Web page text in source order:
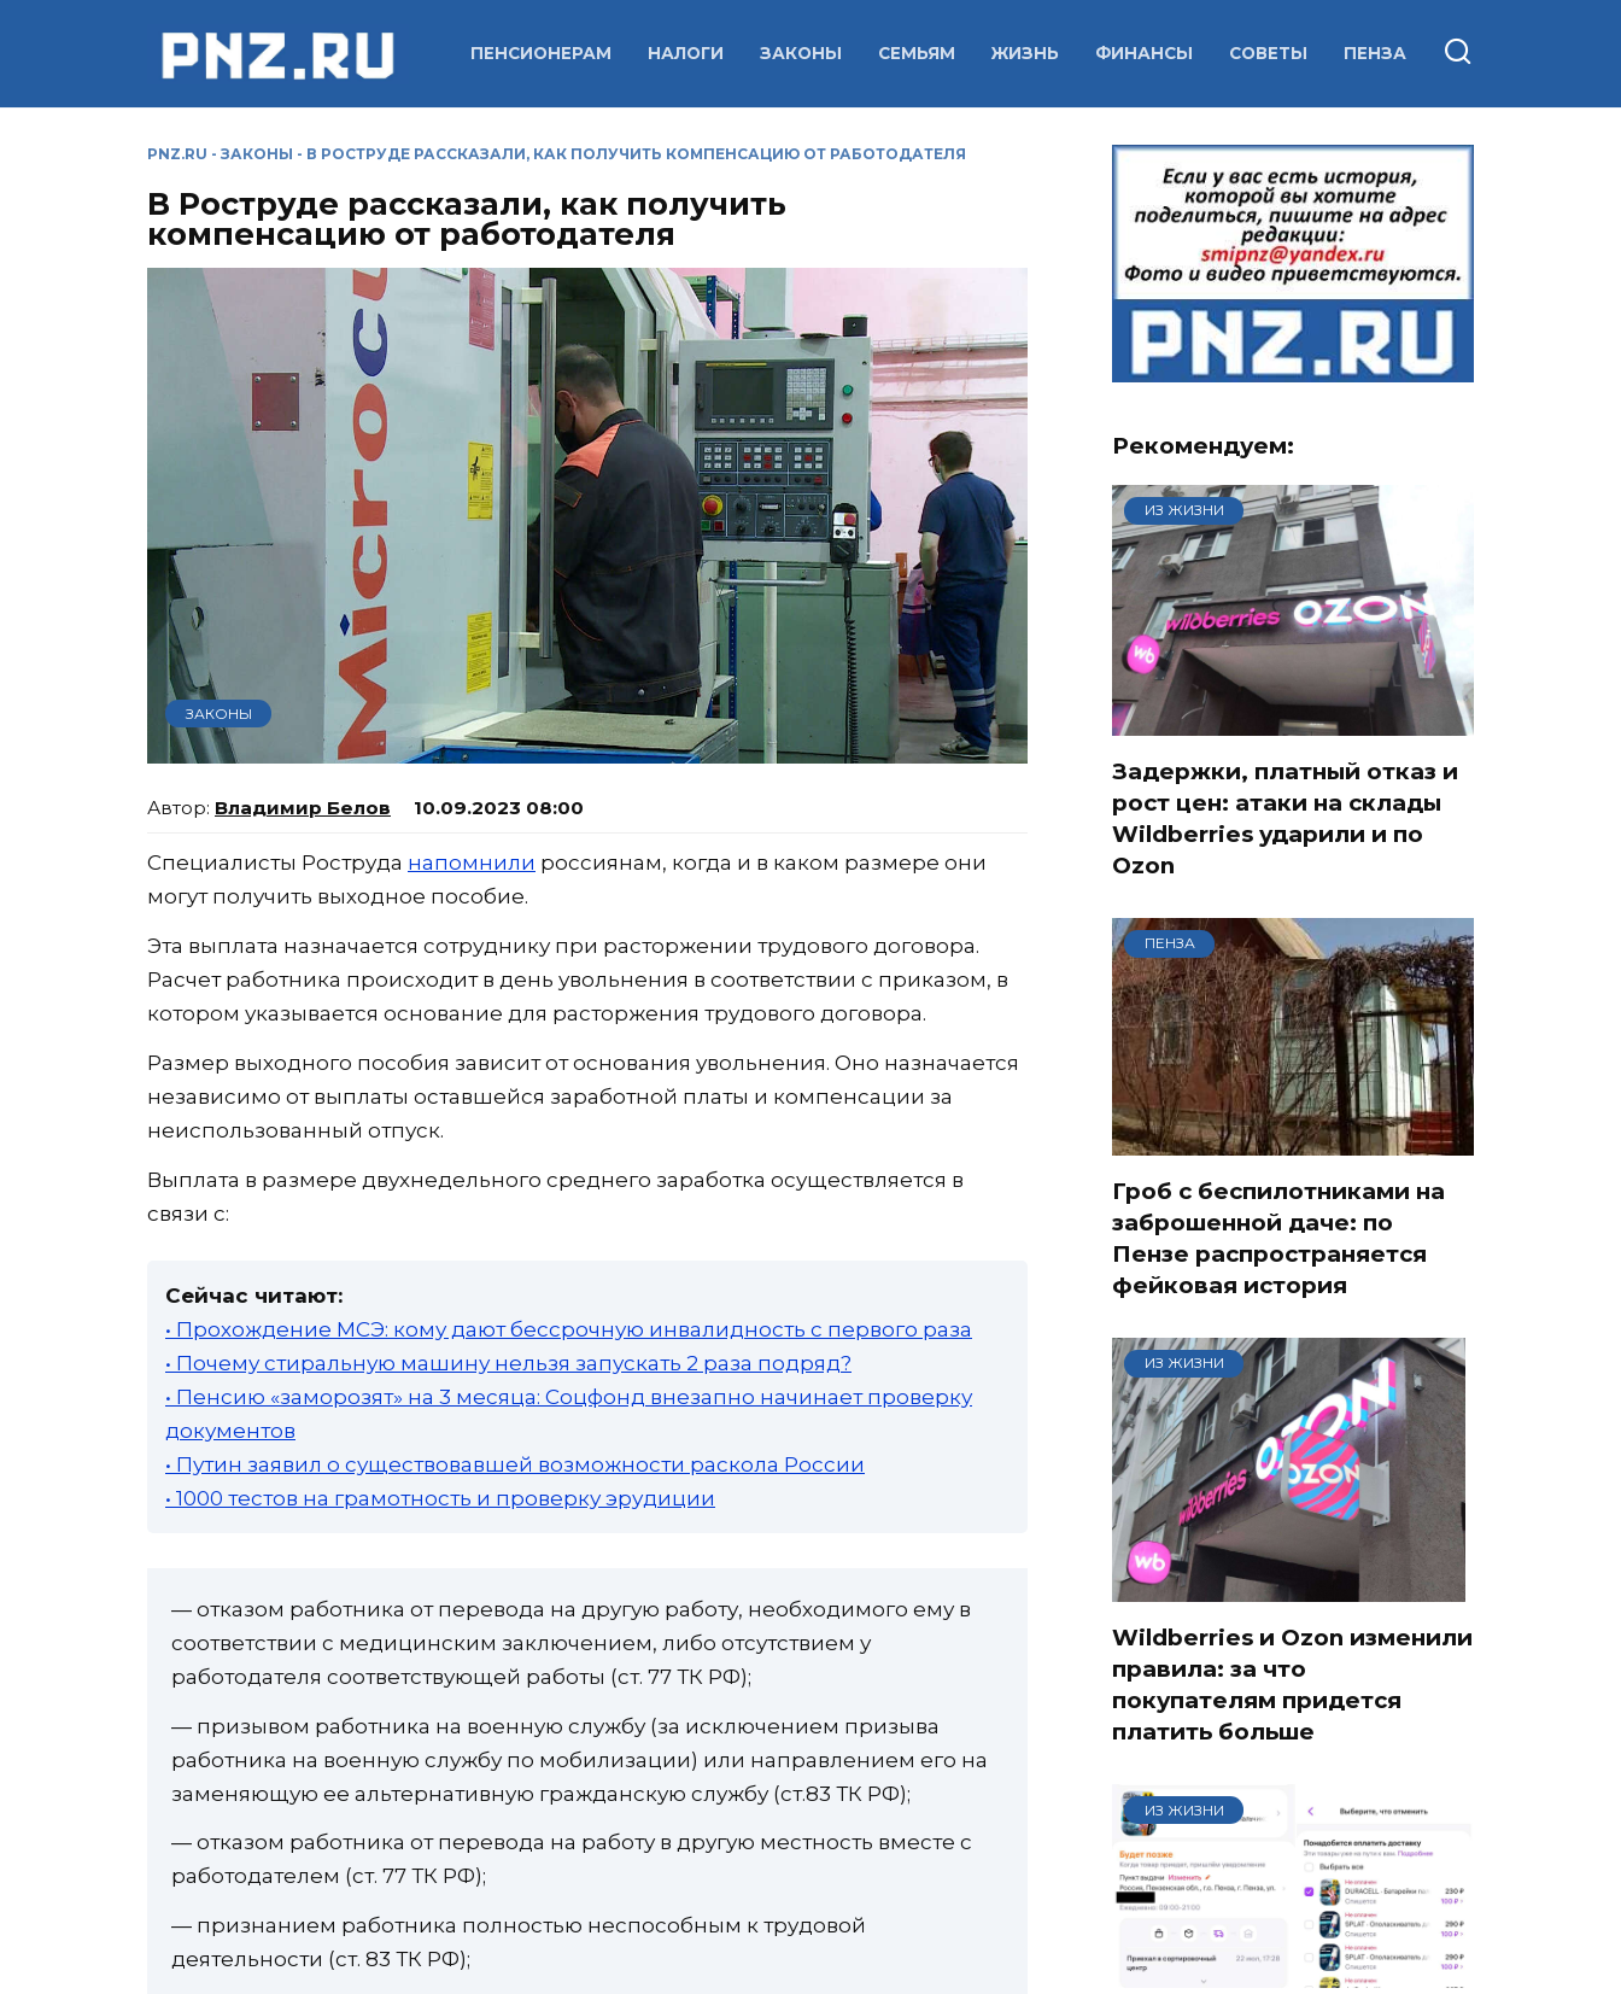
ПЕНСИОНЕРАМ НАЛОГИ ЗАКОНЫ СЕМЬЯМ ЖИЗНЬ ФИНАНСЫ СОВЕТЫ ПЕНЗА
PNZ.RU - ЗАКОНЫ - В РОСТРУДЕ РАССКАЗАЛИ, КАК ПОЛУЧИТЬ КОМПЕНСАЦИЮ ОТ РАБОТОДАТЕЛЯ
В Роструде рассказали, как получить
компенсацию от работодателя
ЗАКОНЫ
Владимир Белов 10.09.2023 08:00
Специалисты Роструда напомнили россиянам, когда и в каком размере они
могут получить выходное пособие.
Эта выплата назначается сотруднику при расторжении трудового договора.
Расчет работника происходит в день увольнения в соответствии с приказом, в
котором указывается основание для расторжения трудового договора.
Размер выходного пособия зависит от основания увольнения. Оно назначается
независимо от выплаты оставшейся заработной платы и компенсации за
неиспользованный отпуск.
Выплата в размере двухнедельного среднего заработка осуществляется в
связи с:
Сейчас читают:
• Прохождение МСЭ: кому дают бессрочную инвалидность с первого раза
• Почему стиральную машину нельзя запускать 2 раза подряд?
• Пенсию «заморозят» на 3 месяца: Соцфонд внезапно начинает проверку
документов
• Путин заявил о существовавшей возможности раскола России
• 1000 тестов на грамотность и проверку эрудиции
— отказом работника от перевода на другую работу, необходимого ему в
соответствии с медицинским заключением, либо отсутствием у
работодателя соответствующей работы (ст. 77 ТК РФ);
— призывом работника на военную службу (за исключением призыва
работника на военную службу по мобилизации) или направлением его на
заменяющую ее альтернативную гражданскую службу (ст.83 ТК РФ);
— отказом работника от перевода на работу в другую местность вместе с
работодателем (ст. 77 ТК РФ);
— признанием работника полностью неспособным к трудовой
деятельности (ст. 83 ТК РФ);
Рекомендуем:
ИЗ ЖИЗНИ
Задержки, платный отказ и
рост цен: атаки на склады
Wildberries ударили и по
Ozon
ПЕНЗА
Гроб с беспилотниками на
заброшенной даче: по
Пензе распространяется
фейковая история
ИЗ ЖИЗНИ
Wildberries и Ozon изменили
правила: за что
покупателям придется
платить больше
ИЗ ЖИЗНИ